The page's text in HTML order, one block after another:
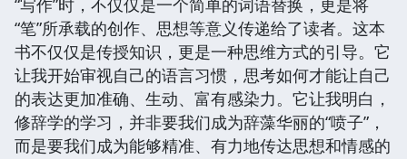
“写作”时，不仅仅是一个简单的词语替换，更是将
“笔”所承载的创作、思想等意义传递给了读者。这本
书不仅仅是传授知识，更是一种思维方式的引导。它
让我开始审视自己的语言习惯，思考如何才能让自己
的表达更加准确、生动、富有感染力。它让我明白，
修辞学的学习，并非要我们成为辞藻华丽的“喷子”，
而是要我们成为能够精准、有力地传达思想和情感的